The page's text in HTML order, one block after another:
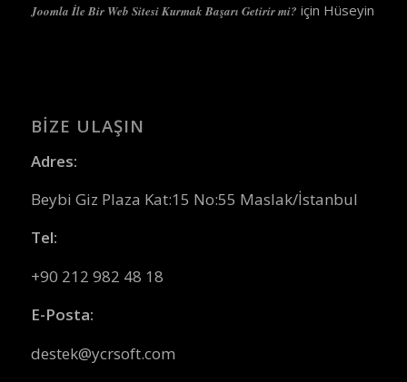
Joomla İle Bir Web Sitesi Kurmak Başarı Getirir mi? için Hüseyin
BIZE ULAŞIN
Adres:
Beybi Giz Plaza Kat:15 No:55 Maslak/İstanbul
Tel:
+90 212 982 48 18
E-Posta:
destek@ycrsoft.com